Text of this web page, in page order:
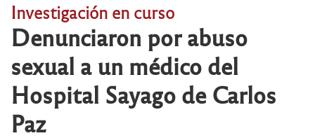
Investigación en curso
Denunciaron por abuso
sexual a un médico del
Hospital Sayago de Carlos
Paz